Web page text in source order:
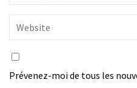
Prévenez-moi de tous les